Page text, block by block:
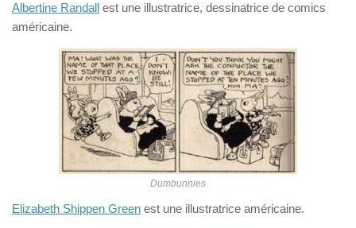
Albertine Randall est une illustratrice, dessinatrice de comics
américaine.
Dumbunnies
Elizabeth Shippen Green est une illustratrice américaine.